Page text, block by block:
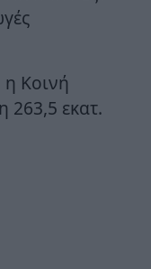
Κοινή
εκατ.